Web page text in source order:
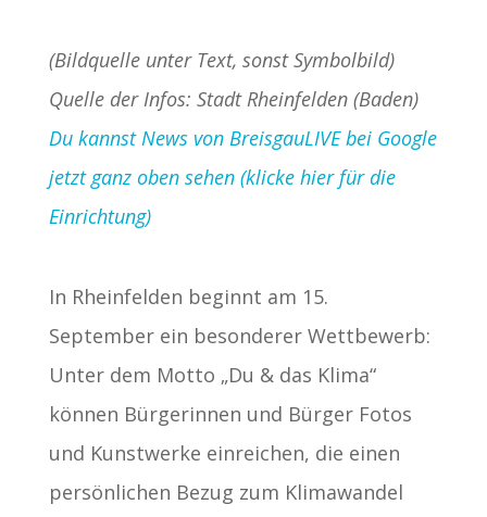
(Bildquelle unter Text, sonst Symbolbild)
Quelle der Infos: Stadt Rheinfelden (Baden)
Du kannst News von BreisgauLIVE bei Google
jetzt ganz oben sehen (klicke hier für die
Einrichtung)
In Rheinfelden beginnt am 15.
September ein besonderer Wettbewerb:
Unter dem Motto „Du & das Klima“
können Bürgerinnen und Bürger Fotos
und Kunstwerke einreichen, die einen
persönlichen Bezug zum Klimawandel